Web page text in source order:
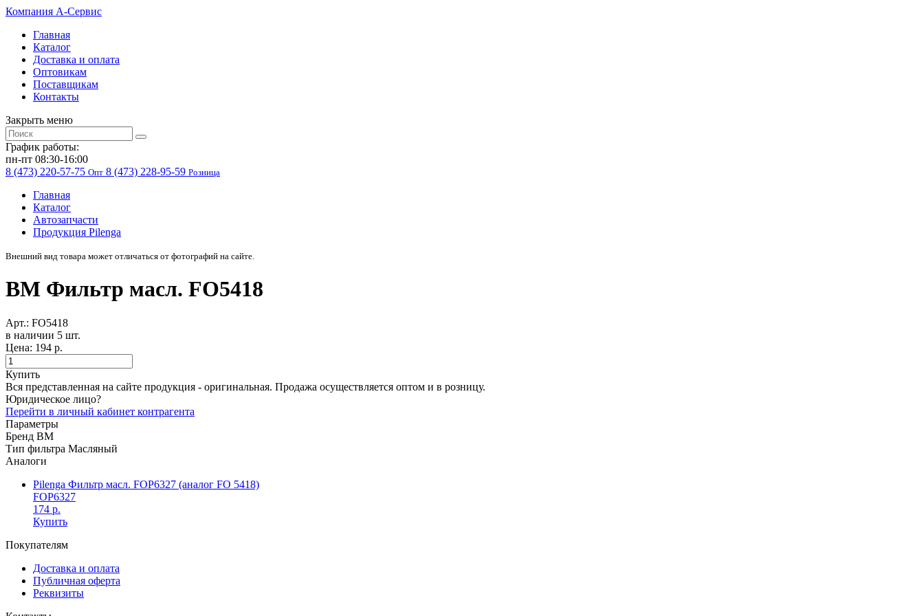
Компания A-Cервис
Главная
Каталог
Доставка и оплата
Оптовикам
Поставщикам
Контакты
Закрыть меню
График работы:
пн-пт 08:30-16:00
8 (473) 220-57-75 Опт 8 (473) 228-95-59 Розница
Главная
Каталог
Автозапчасти
Продукция Pilenga
Внешний вид товара может отличаться от фотографий на сайте.
BM Фильтр масл. FO5418
Арт.: FO5418
в наличии 5 шт. ​
Цена: 194 р.
Купить
Вся представленная на сайте продукция - оригинальная. Продажа осуществляется оптом и в розницу.
Юридическое лицо?
Перейти в личный кабинет контрагента
Параметры
Бренд BM
Тип фильтра Масляный
Аналоги
Pilenga Фильтр масл. FOP6327 (аналог FO 5418)
FOP6327
174 р.
Купить
Покупателям
Доставка и оплата
Публичная оферта
Реквизиты